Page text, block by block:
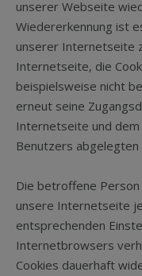
unserer Webseite
Wiedererkennung ist
unserer Internetseite
Internetseite, die
beispielsweise nicht
erneut seine
Internetseite und
Benutzers
Die betroffene Person
unsere Internetseite
entsprechenden
Internetbrowsers
Cookies dauerhaft